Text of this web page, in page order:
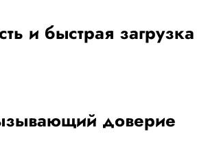
и быстрая загрузка
доверие